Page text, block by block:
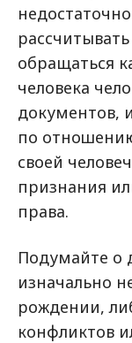
обращаться
человека
документов,
по
своей
признания
права.
Подумайте о
изначально
рождении,
конфликтов